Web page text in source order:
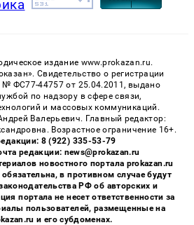
издание www.prokazan.ru.
Cвидетельство о регистрации
№ ФС77-44757 от 25.04.2011, выдано
по надзору в сфере связи,
и массовых коммуникаций.
Валерьевич. Главный редактор:
Возрастное ограничение 16+.
8 (922) 335-53-79
редакции: news@prokazan.ru
новостного портала prokazan.ru
в противном случае будут
РФ об авторских и
портала не несет ответственности за
пользователей, размещенные на
и его субдоменах.